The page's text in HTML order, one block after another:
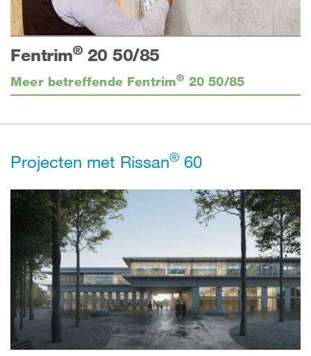
Fentrim®20 50/85
Meer betreffende Fentrim® 20 50/85
Projecten met Rissan® 60